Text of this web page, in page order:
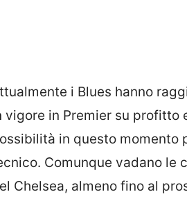
i Blues hanno
vigore in Premier su profitto
in questo momento
Comunque vadano le
Chelsea, almeno fino al